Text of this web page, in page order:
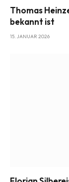
Thomas
bekannt ist
15. JANUAR 2026